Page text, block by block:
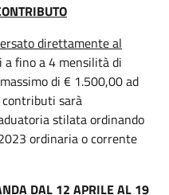
direttamente al
a fino a 4 mensilità di
di € 1.500,00 ad
sarà
stilata ordinando
ordinaria o corrente
DAL 12 APRILE AL 19